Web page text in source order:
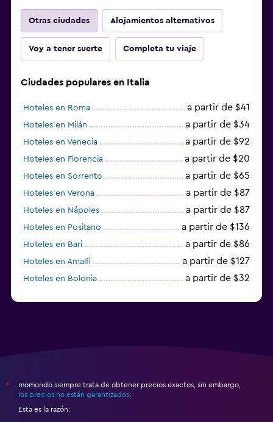
Otras ciudades Alojamientos alternativos
Voy a tener suerte Completa tu viaje
Ciudades populares en Italia
Hoteles en Roma a partir de $41
Hoteles en Milán a partir de $34
Hoteles en Venecia a partir de $92
Hoteles en Florencia a partir de $20
Hoteles en Sorrento a partir de $65
Hoteles en Verona a partir de $87
Hoteles en Nápoles a partir de $87
Hoteles en Positano a partir de $136
Hoteles en Bari a partir de $86
Hoteles en Amalfi a partir de $127
Hoteles en Bolonia a partir de $32
*
momondo siempre trata de obtener precios exactos, sin embargo,
los precios no están garantizados
Esta es la razón: